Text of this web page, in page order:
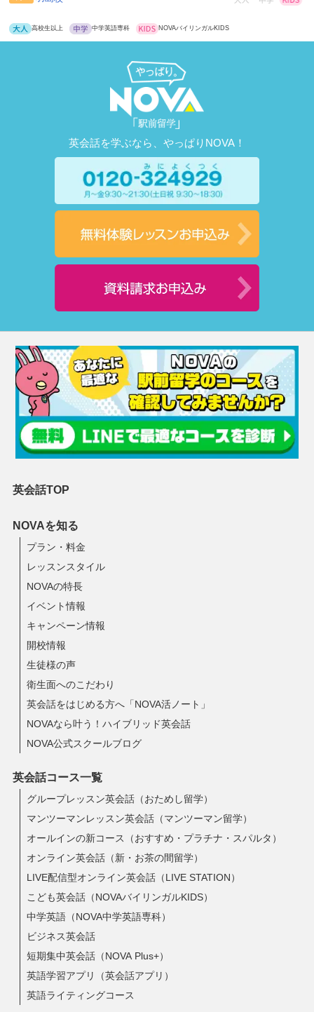
高校生以上 中学英語専科 NOVAバイリンガルKIDS
英会話を学ぶなら、やっぱりNOVA！
英会話TOP
NOVAを知る
プラン・料金
レッスンスタイル
NOVAの特長
イベント情報
キャンペーン情報
開校情報
生徒様の声
衛生面へのこだわり
英会話をはじめる方へ「NOVA活ノート」
NOVAなら叶う！ハイブリッド英会話
NOVA公式スクールブログ
英会話コース一覧
グループレッスン英会話（おためし留学）
マンツーマンレッスン英会話（マンツーマン留学）
オールインの新コース（おすすめ・プラチナ・スパルタ）
オンライン英会話（新・お茶の間留学）
LIVE配信型オンライン英会話（LIVE STATION）
こども英会話（NOVAバイリンガルKIDS）
中学英語（NOVA中学英語専科）
ビジネス英会話
短期集中英会話（NOVA Plus+）
英語学習アプリ（英会話アプリ）
英語ライティングコース